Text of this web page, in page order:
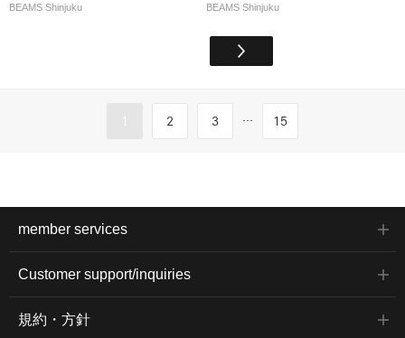
BEAMS Shinjuku BEAMS Shinjuku
1 2 3 ... 15
member services
Customer support/inquiries
規約・方針